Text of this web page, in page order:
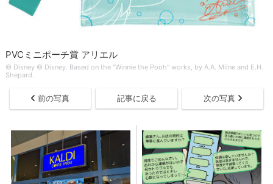
PVCミニポーチ賞 アリエル
© Disney © Disney. Based on the "Winnie the Pooh" works, by A.A. Milne and E.H.
Shepard.
前の写真 記事に戻る 次の写真